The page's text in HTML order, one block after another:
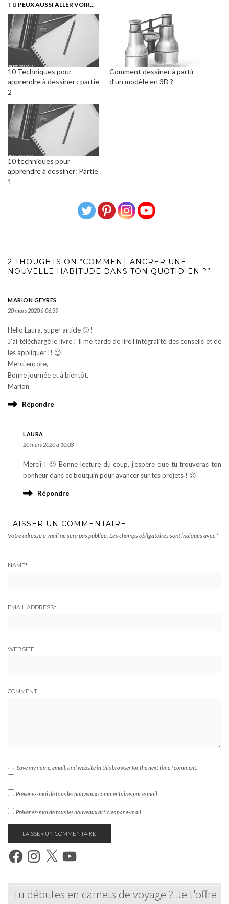
TU PEUX AUSSI ALLER VOIR...
10 Techniques pour
apprendre à dessiner : partie
2
Comment dessiner à partir
d’un modèle en 3D ?
10 techniques pour
apprendre à dessiner: Partie
1
2 THOUGHTS ON “COMMENT ANCRER UNE
NOUVELLE HABITUDE DANS TON QUOTIDIEN ?”
MARION GEYRES
20 mars 2020 à 06:39
Hello Laura, super article 🙂 !
J’ai téléchargé le livre ! Il me tarde de lire l’intégralité des conseils et de
les appliquer !! 😉
Merci encore,
Bonne journée et à bientôt,
Marion
Répondre
LAURA
20 mars 2020 à 10:03
Mercii ! 🙂 Bonne lecture du coup, j’espère que tu trouveras ton
bonheur dans ce bouquin pour avancer sur tes projets ! 😉
Répondre
LAISSER UN COMMENTAIRE
Votre adresse e-mail ne sera pas publiée. Les champs obligatoires sont indiqués avec *
NAME*
EMAIL ADDRESS*
WEBSITE
COMMENT
Save my name, email, and website in this browser for the next time I comment.
Prévenez-moi de tous les nouveaux commentaires par e-mail.
Prévenez-moi de tous les nouveaux articles par e-mail.
FACEBOOKINSTAGRAM
X YOUTUBE
​Tu débutes en carnets de voyage ? Je t'offre